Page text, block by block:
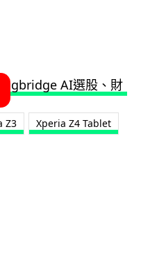
Z3 Xperia Z4 Tablet